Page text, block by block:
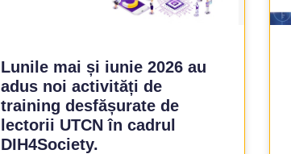
Lunile mai și iunie 2026 au
adus noi activități de
training desfășurate de
lectorii UTCN în cadrul
DIH4Society.